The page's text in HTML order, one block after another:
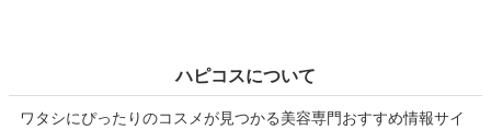
ハピコスについて
ワタシにぴったりのコスメが見つかる美容専門おすすめ情報サイ